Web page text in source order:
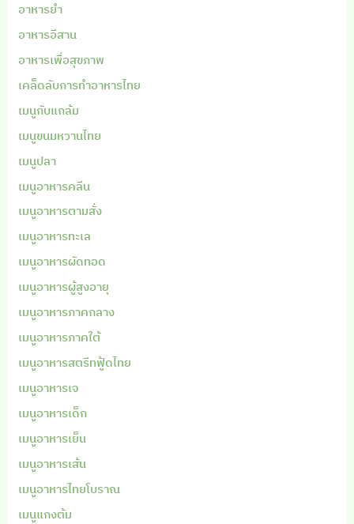
อาหารยำ
อาหารอีสาน
อาหารเพื่อสุขภาพ
เคล็ดลับการทำอาหารไทย
เมนูกับแกล้ม
เมนูขนมหวานไทย
เมนูปลา
เมนูอาหารคลีน
เมนูอาหารตามสั่ง
เมนูอาหารทะเล
เมนูอาหารผัดทอด
เมนูอาหารผู้สูงอายุ
เมนูอาหารภาคกลาง
เมนูอาหารภาคใต้
เมนูอาหารสตรีทฟู้ดไทย
เมนูอาหารเจ
เมนูอาหารเด็ก
เมนูอาหารเย็น
เมนูอาหารเส้น
เมนูอาหารไทยโบราณ
เมนูแกงต้ม